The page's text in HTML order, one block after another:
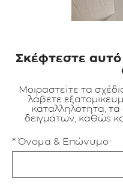
Σκέφτεστε αυτό
Μοιραστείτε τα
λάβετε
καταλληλότητα, τα
δειγμάτων, καθώς
* Όνομα & Επώνυμο